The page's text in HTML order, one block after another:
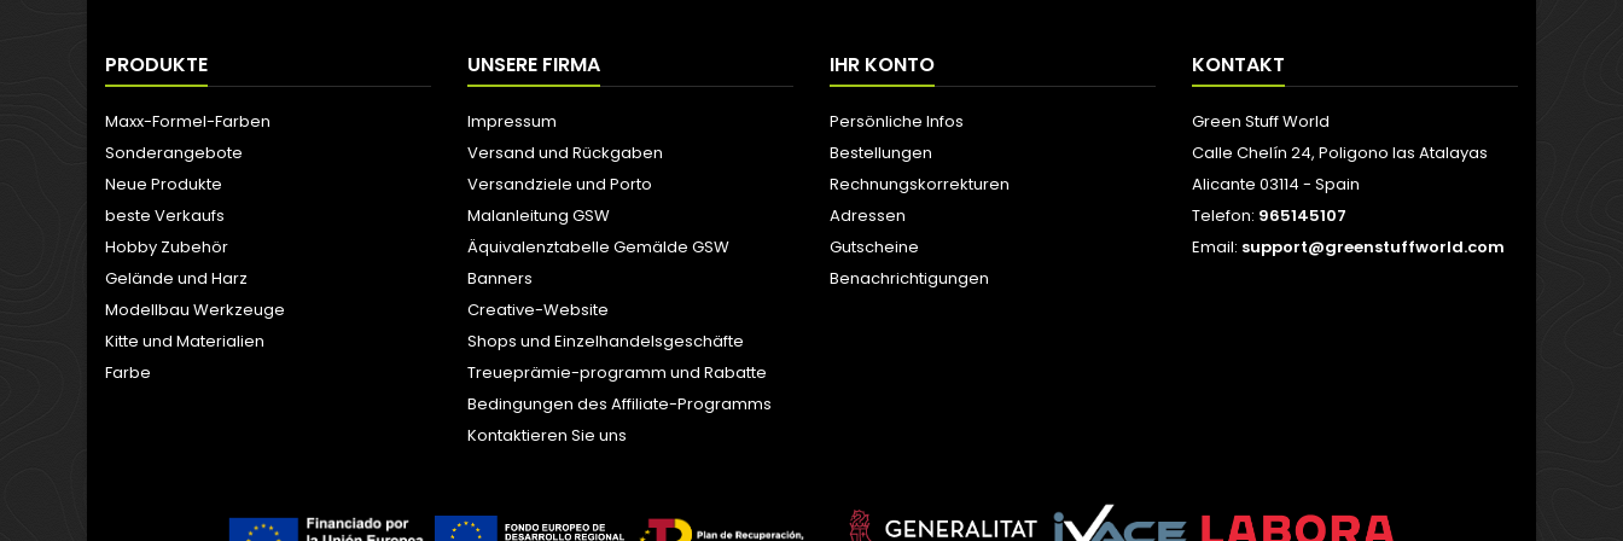
PRODUKTE
Maxx-Formel-Farben
Sonderangebote
Neue Produkte
beste Verkaufs
Hobby Zubehör
Gelände und Harz
Modellbau Werkzeuge
Kitte und Materialien
Farbe
UNSERE FIRMA
Impressum
Versand und Rückgaben
Versandziele und Porto
Malanleitung GSW
Äquivalenztabelle Gemälde GSW
Banners
Creative-Website
Shops und Einzelhandelsgeschäfte
Treueprämie-programm und Rabatte
Bedingungen des Affiliate-Programms
Kontaktieren Sie uns
IHR KONTO
Persönliche Infos
Bestellungen
Rechnungskorrekturen
Adressen
Gutscheine
Benachrichtigungen
KONTAKT
Green Stuff World
Calle Chelín 24, Poligono las Atalayas
Alicante 03114 - Spain
Telefon: 965145107
Email: support@greenstuffworld.com